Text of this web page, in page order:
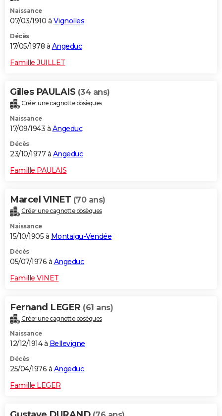
Naissance
07/03/1910 à Vignolles
Décès
17/05/1978 à Angeduc
Famille JUILLET
Gilles PAULAIS (34 ans)
Créer une cagnotte obsèques
Naissance
17/09/1943 à Angeduc
Décès
23/10/1977 à Angeduc
Famille PAULAIS
Marcel VINET (70 ans)
Créer une cagnotte obsèques
Naissance
15/10/1905 à Montaigu-Vendée
Décès
05/07/1976 à Angeduc
Famille VINET
Fernand LEGER (61 ans)
Créer une cagnotte obsèques
Naissance
12/12/1914 à Bellevigne
Décès
25/04/1976 à Angeduc
Famille LEGER